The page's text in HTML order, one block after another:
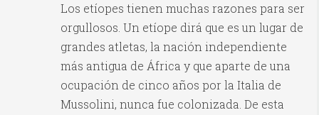
Los etíopes tienen muchas razones para ser
orgullosos. Un etíope dirá que es un lugar de
grandes atletas, la nación independiente
más antigua de África y que aparte de una
ocupación de cinco años por la Italia de
Mussolini, nunca fue colonizada. De esta